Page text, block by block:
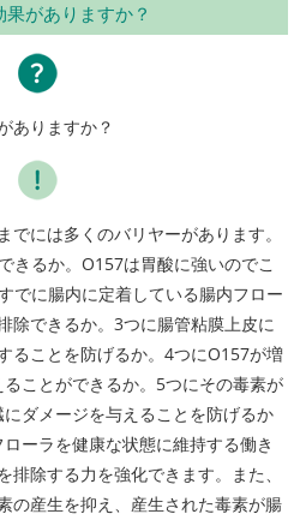
がありますか？
ありますか？
には多くのバリヤーがあります。
きるか。O157は胃酸に強いのでこ
でに腸内に定着している腸内フロー
除できるか。3つに腸管粘膜上皮に
ることを防げるか。4つにO157が増
ことができるか。5つにその毒素が
ダメージを与えることを防げるか
ーラを健康な状態に維持する働き
除する力を強化できます。また、
の産生を抑え、産生された毒素が腸